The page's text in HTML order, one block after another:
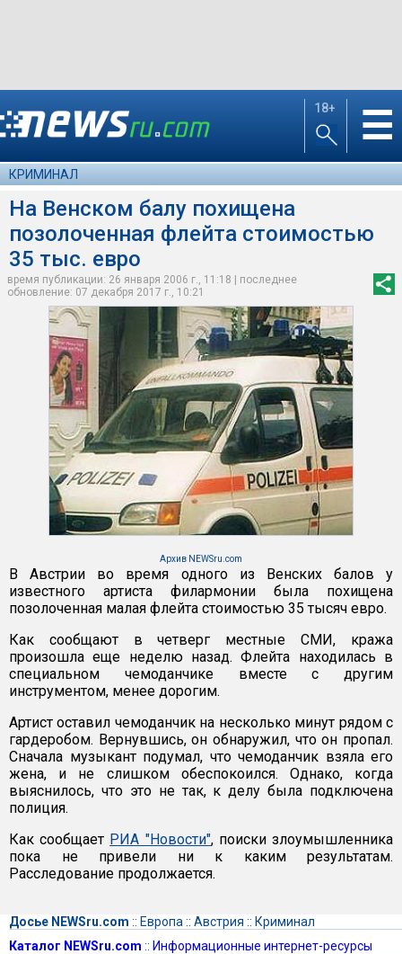
18+ ☰
КРИМИНАЛ
На Венском балу похищена
позолоченная флейта стоимостью
35 тыс. евро
время публикации: 26 января 2006 г., 11:18 | последнее
обновление: 07 декабря 2017 г., 10:21
Архив NEWSru.com
В Австрии во время одного из Венских балов у
известного артиста филармонии была похищена
позолоченная малая флейта стоимостью 35 тысяч евро.
Как сообщают в четверг местные СМИ, кража
произошла еще неделю назад. Флейта находилась в
специальном чемоданчике вместе с другим
инструментом, менее дорогим.
Артист оставил чемоданчик на несколько минут рядом с
гардеробом. Вернувшись, он обнаружил, что он пропал.
Сначала музыкант подумал, что чемоданчик взяла его
жена, и не слишком обеспокоился. Однако, когда
выяснилось, что это не так, к делу была подключена
полиция.
Как сообщает РИА "Новости", поиски злоумышленника
пока не привели ни к каким результатам.
Расследование продолжается.
Досье NEWSru.com :: Европа :: Австрия :: Криминал
Каталог NEWSru.com :: Информационные интернет-ресурсы